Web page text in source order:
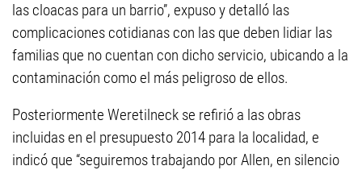
las cloacas para un barrio”, expuso y detalló las
complicaciones cotidianas con las que deben lidiar las
familias que no cuentan con dicho servicio, ubicando a la
contaminación como el más peligroso de ellos.
Posteriormente Weretilneck se refirió a las obras
incluidas en el presupuesto 2014 para la localidad, e
indicó que “seguiremos trabajando por Allen, en silencio